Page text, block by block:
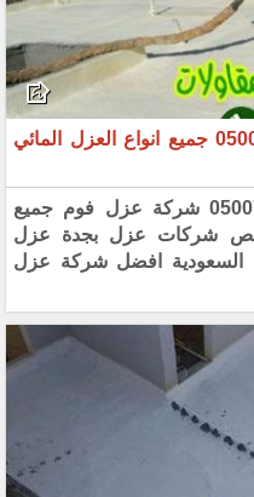
افضل شركة عوازل بجدة0500727567 جميع انواع العزل المائي
افضل شركة عوازل بجدة0500727567 شركة عزل فوم جميع
أرخص شركات عزل بجدة عزل
السعودية افضل شركة عزل